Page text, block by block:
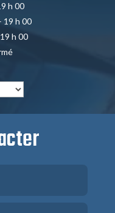
h 00
19 h 00
h 00